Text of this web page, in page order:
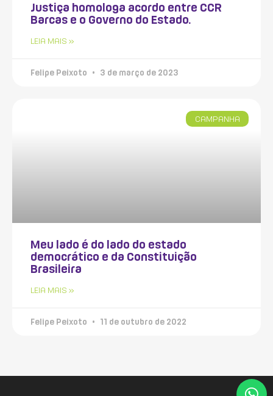
Justiça homologa acordo entre CCR
Barcas e o Governo do Estado.
LEIA MAIS »
Felipe Peixoto 3 de março de 2023
CAMPANHA
Meu lado é do lado do estado
democrático e da Constituição
Brasileira
LEIA MAIS »
Felipe Peixoto 11 de outubro de 2022